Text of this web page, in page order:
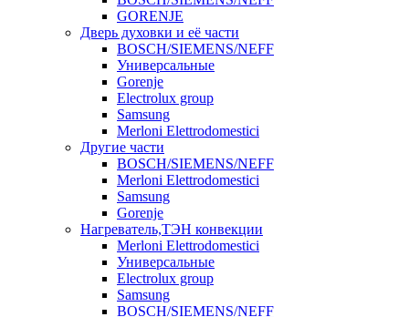
GORENJE
Дверь духовки и её части
BOSCH/SIEMENS/NEFF
Универсальные
Gorenje
Electrolux group
Samsung
Merloni Elettrodomestici
Другие части
BOSCH/SIEMENS/NEFF
Merloni Elettrodomestici
Samsung
Gorenje
Нагреватель,ТЭН конвекции
Merloni Elettrodomestici
Универсальные
Electrolux group
Samsung
BOSCH/SIEMENS/NEFF